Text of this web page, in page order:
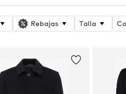
Rebajas Talla